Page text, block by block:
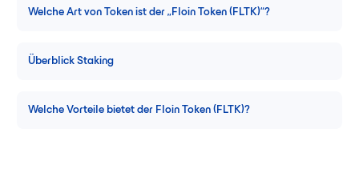
Welche Art von Token ist der „Floin Token (FLTK)“?
Überblick Staking
Welche Vorteile bietet der Floin Token (FLTK)?